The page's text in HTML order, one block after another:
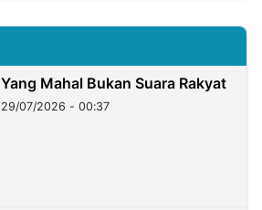
Yang Mahal Bukan Suara Rakyat
29/07/2026 - 00:37